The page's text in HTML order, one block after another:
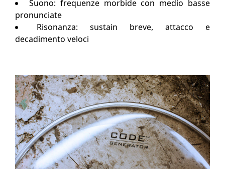
Suono: frequenze morbide con medio basse
pronunciate
Risonanza: sustain breve, attacco e
decadimento veloci